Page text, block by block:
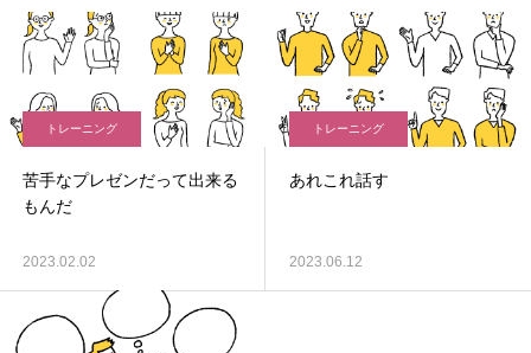
トレーニング
苦手なプレゼンだって出来る
もんだ
2023.02.02
トレーニング
あれこれ話す
2023.06.12